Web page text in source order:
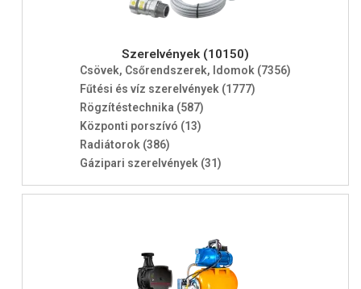
Szerelvények (10150)
Csövek, Csőrendszerek, Idomok (7356)
Fűtési és víz szerelvények (1777)
Rögzítéstechnika (587)
Központi porszívó (13)
Radiátorok (386)
Gázipari szerelvények (31)